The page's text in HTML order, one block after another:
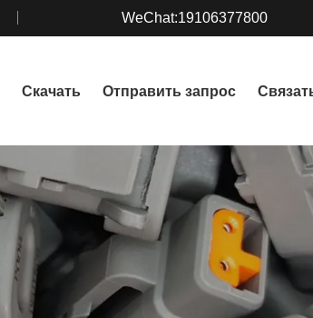
WeChat:19106377800
Скачать Отправить запрос